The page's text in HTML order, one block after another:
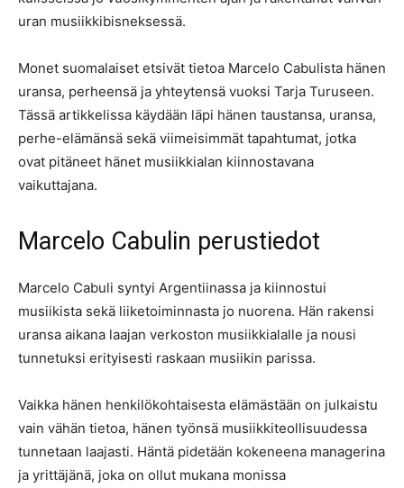
uran musiikkibisneksessä.
Monet suomalaiset etsivät tietoa Marcelo Cabulista hänen
uransa, perheensä ja yhteytensä vuoksi Tarja Turuseen.
Tässä artikkelissa käydään läpi hänen taustansa, uransa,
perhe-elämänsä sekä viimeisimmät tapahtumat, jotka
ovat pitäneet hänet musiikkialan kiinnostavana
vaikuttajana.
Marcelo Cabulin perustiedot
Marcelo Cabuli syntyi Argentiinassa ja kiinnostui
musiikista sekä liiketoiminnasta jo nuorena. Hän rakensi
uransa aikana laajan verkoston musiikkialalle ja nousi
tunnetuksi erityisesti raskaan musiikin parissa.
Vaikka hänen henkilökohtaisesta elämästään on julkaistu
vain vähän tietoa, hänen työnsä musiikkiteollisuudessa
tunnetaan laajasti. Häntä pidetään kokeneena managerina
ja yrittäjänä, joka on ollut mukana monissa